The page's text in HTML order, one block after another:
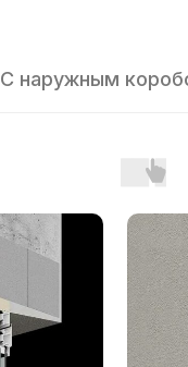
С наружным